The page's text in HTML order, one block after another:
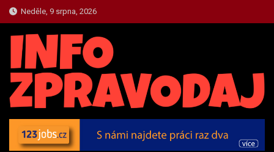
Skip
to
content
Neděle, 9 srpna, 2026
TOP.INFO-ZPRAVODAJ.CZ
Top Zpravodajství a Informace